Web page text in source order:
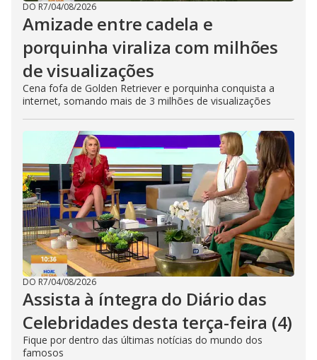
DO R7/04/08/2026
Amizade entre cadela e
porquinha viraliza com milhões
de visualizações
Cena fofa de Golden Retriever e porquinha conquista a
internet, somando mais de 3 milhões de visualizações
DO R7/04/08/2026
Assista à íntegra do Diário das
Celebridades desta terça-feira (4)
Fique por dentro das últimas notícias do mundo dos
famosos